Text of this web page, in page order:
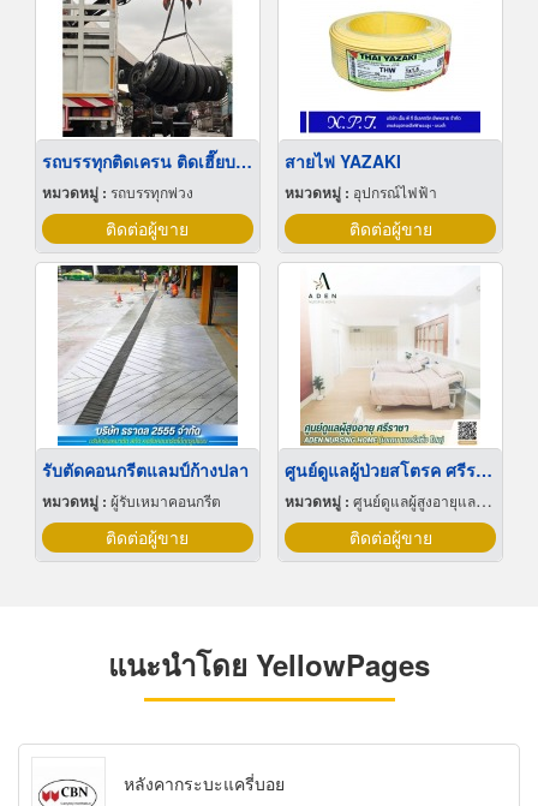
รถบรรทุกติดเครน ติดเฮี๊ยบคีบ มือสอง
หมวดหมู่ : รถบรรทุกพ่วง
ติดต่อผู้ขาย
สายไฟ YAZAKI
หมวดหมู่ : อุปกรณ์ไฟฟ้า
ติดต่อผู้ขาย
รับตัดคอนกรีตแลมป์ก้างปลา
หมวดหมู่ : ผู้รับเหมาคอนกรีต
ติดต่อผู้ขาย
ศูนย์ดูแลผู้ป่วยสโตรค ศรีราชา
หมวดหมู่ : ศูนย์ดูแลผู้สูงอายุและผู้ป่วยพักฟื้น
ติดต่อผู้ขาย
แนะนำโดย YellowPages
หลังคากระบะแครี่บอย